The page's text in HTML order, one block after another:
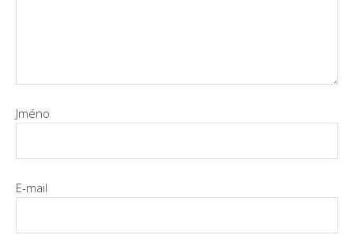
Jméno
E-mail